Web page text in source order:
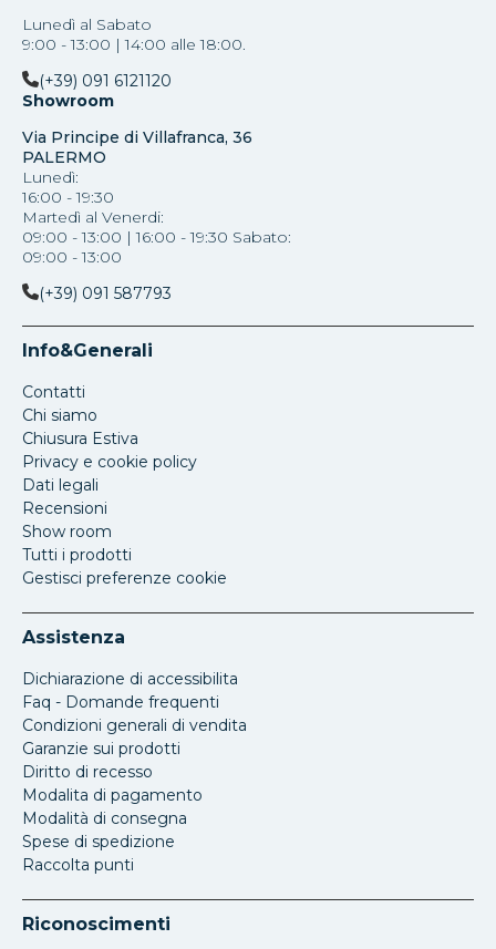
Lunedì al Sabato
9:00 - 13:00 | 14:00 alle 18:00.
(+39) 091 6121120
Showroom
Via Principe di Villafranca, 36
PALERMO
Lunedì:
16:00 - 19:30
Martedì al Venerdi:
09:00 - 13:00 | 16:00 - 19:30 Sabato:
09:00 - 13:00
(+39) 091 587793
Info&Generali
Contatti
Chi siamo
Chiusura Estiva
Privacy e cookie policy
Dati legali
Recensioni
Show room
Tutti i prodotti
Gestisci preferenze cookie
Assistenza
Dichiarazione di accessibilita
Faq - Domande frequenti
Condizioni generali di vendita
Garanzie sui prodotti
Diritto di recesso
Modalita di pagamento
Modalità di consegna
Spese di spedizione
Raccolta punti
Riconoscimenti